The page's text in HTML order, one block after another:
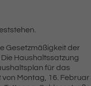
Gesetzmäßigkeit der
Haushaltssatzung
für das
Montag, 16. Februar